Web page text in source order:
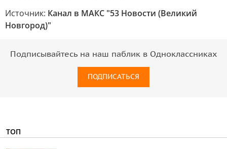
Источник: Канал в МАКС "53 Новости (Великий
Новгород)"
Подписывайтесь на наш паблик в Одноклассниках
ПОДПИСАТЬСЯ
ТОП